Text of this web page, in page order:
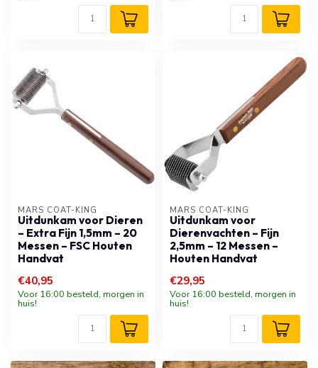
MARS COAT-KING
Uitdunkam voor Dieren
– Extra Fijn 1,5mm – 20
Messen – FSC Houten
Handvat
€40,95
Voor 16:00 besteld, morgen in
huis!
MARS COAT-KING
Uitdunkam voor
Dierenvachten – Fijn
2,5mm – 12 Messen –
Houten Handvat
€29,95
Voor 16:00 besteld, morgen in
huis!